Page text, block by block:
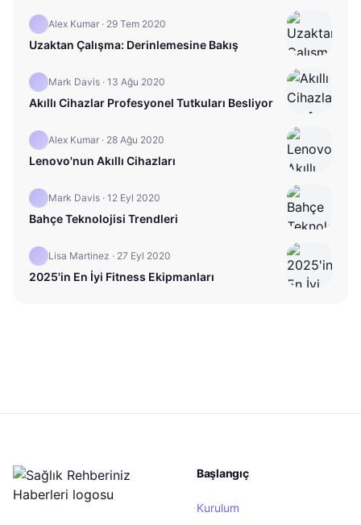
Alex Kumar · 29 Tem 2020
Uzaktan Çalışma: Derinlemesine Bakış
Mark Davis · 13 Ağu 2020
Akıllı Cihazlar Profesyonel Tutkuları Besliyor
Alex Kumar · 28 Ağu 2020
Lenovo'nun Akıllı Cihazları
Mark Davis · 12 Eyl 2020
Bahçe Teknolojisi Trendleri
Lisa Martinez · 27 Eyl 2020
2025'in En İyi Fitness Ekipmanları
Başlangıç
Kurulum